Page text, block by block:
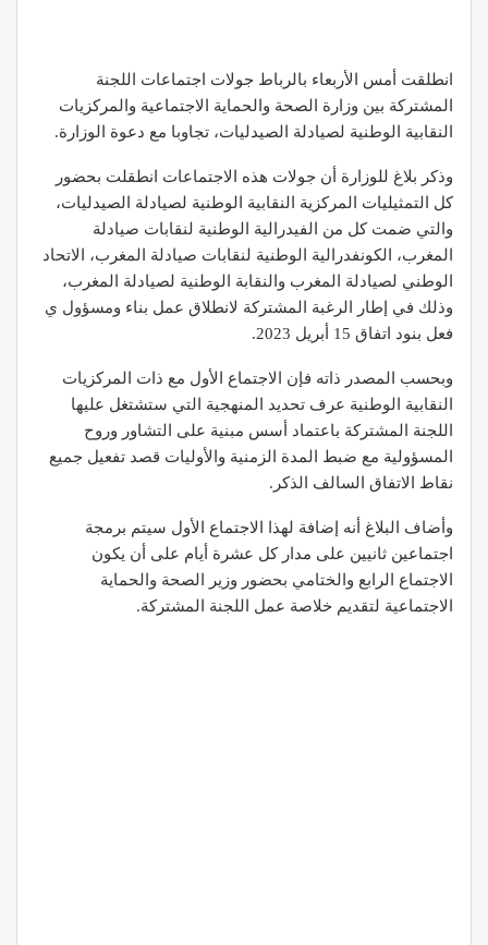
انطلقت أمس الأربعاء بالرباط جولات اجتماعات اللجنة
المشتركة بين وزارة الصحة والحماية الاجتماعية والمركزيات
النقابية الوطنية لصيادلة الصيدليات، تجاوبا مع دعوة الوزارة.
وذكر بلاغ للوزارة أن جولات هذه الاجتماعات انطقلت بحضور
كل التمثيليات المركزية النقابية الوطنية لصيادلة الصيدليات،
والتي ضمت كل من الفيدرالية الوطنية لنقابات صيادلة
المغرب، الكونفدرالية الوطنية لنقابات صيادلة المغرب، الاتحاد
الوطني لصيادلة المغرب والنقابة الوطنية لصيادلة المغرب،
وذلك في إطار الرغبة المشتركة لانطلاق عمل بناء ومسؤول ي
فعل بنود اتفاق 15 أبريل 2023.
وبحسب المصدر ذاته فإن الاجتماع الأول مع ذات المركزيات
النقابية الوطنية عرف تحديد المنهجية التي ستشتغل عليها
اللجنة المشتركة باعتماد أسس مبنية على التشاور وروح
المسؤولية مع ضبط المدة الزمنية والأوليات قصد تفعيل جميع
نقاط الاتفاق السالف الذكر.
وأضاف البلاغ أنه إضافة لهذا الاجتماع الأول سيتم برمجة
اجتماعين ثانيين على مدار كل عشرة أيام على أن يكون
الاجتماع الرابع والختامي بحضور وزير الصحة والحماية
الاجتماعية لتقديم خلاصة عمل اللجنة المشتركة.